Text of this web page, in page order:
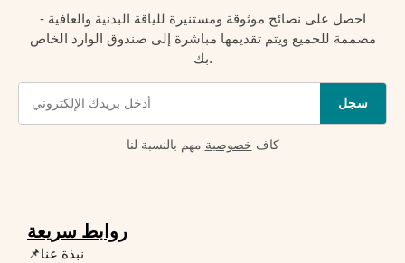
احصل على نصائح موثوقة ومستنيرة للياقة البدنية والعافية -
مصممة للجميع ويتم تقديمها مباشرة إلى صندوق الوارد الخاص
بك.
سجل
كاف خصوصية مهم بالنسبة لنا
روابط سريعة
📌نبذة عنا